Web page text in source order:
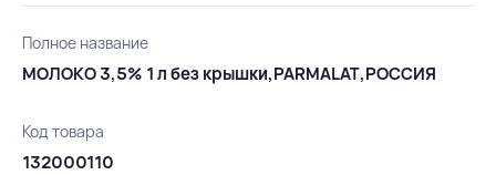
Полное название
МОЛОКО 3,5% 1 л без крышки,PARMALAT,РОССИЯ
Код товара
132000110